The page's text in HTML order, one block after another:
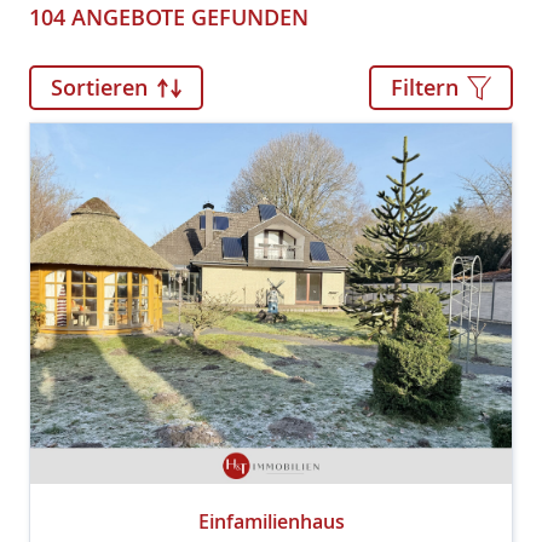
104 ANGEBOTE GEFUNDEN
Sortieren Filtern
Einfamilienhaus